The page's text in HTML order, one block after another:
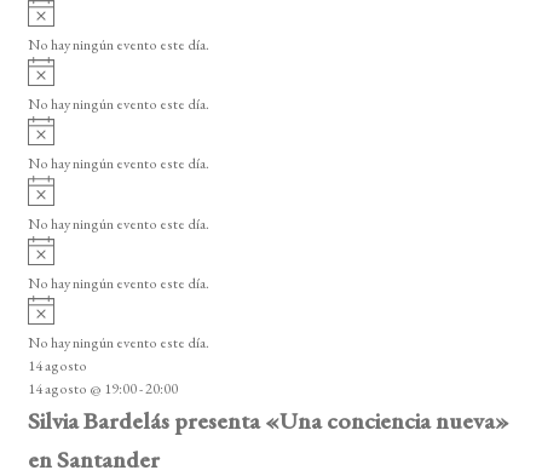
v
e
n
t
o
s
o
A
v
i
o
No hay ningún evento este día.
A
v
i
o
No hay ningún evento este día.
A
v
i
o
No hay ningún evento este día.
A
v
i
o
No hay ningún evento este día.
A
v
i
o
No hay ningún evento este día.
A
v
i
s
o
No hay ningún evento este día.
14 agosto
14 agosto @ 19:00-20:00
Silvia Bardelás presenta «Una conciencia nueva»
en Santander